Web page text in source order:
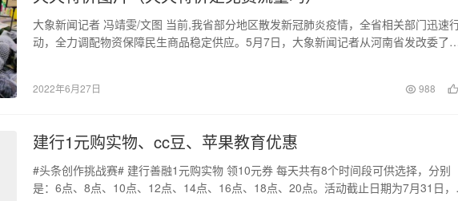
大象新闻记者 冯靖雯/文图 当前,我省部分地区散发新冠肺炎疫情，全省相关部门迅速
动，全力调配物资保障民生商品稳定供应。5月7日，大象新闻记者从河南省发改委了
2022年6月27日 988
建行1元购实物、cc豆、苹果教育优惠
#头条创作挑战赛# 建行善融1元购实物 领10元券 每天共有8个时间段可供选择，分别
是：6点、8点、10点、12点、14点、16点、18点、20点。活动截止日期为7月31日，